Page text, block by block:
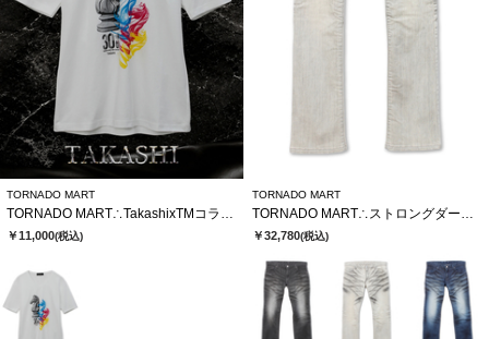
TORNADO MART
￥11,000(税込)
TORNADO MART
￥32,780(税込)